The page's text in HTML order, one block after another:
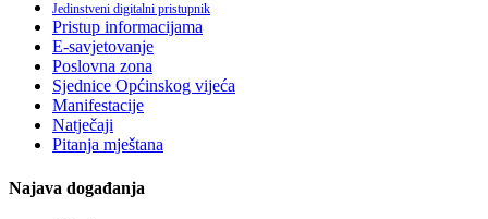
Jedinstveni digitalni pristupnik
Pristup informacijama
E-savjetovanje
Poslovna zona
Sjednice Općinskog vijeća
Manifestacije
Natječaji
Pitanja mještana
Najava događanja